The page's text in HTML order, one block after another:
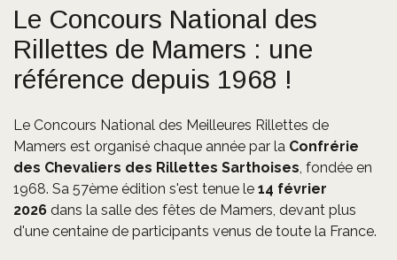
Le Concours National des
Rillettes de Mamers : une
référence depuis 1968 !
Le Concours National des Meilleures Rillettes de
Mamers est organisé chaque année par la Confrérie
des Chevaliers des Rillettes Sarthoises, fondée en
1968. Sa 57ème édition s'est tenue le 14 février
2026 dans la salle des fêtes de Mamers, devant plus
d'une centaine de participants venus de toute la France.